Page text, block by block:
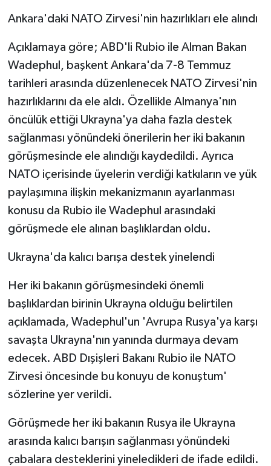
Ankara'daki NATO Zirvesi'nin hazırlıkları ele alındı
Açıklamaya göre; ABD'li Rubio ile Alman Bakan
Wadephul, başkent Ankara'da 7-8 Temmuz
tarihleri arasında düzenlenecek NATO Zirvesi'nin
hazırlıklarını da ele aldı. Özellikle Almanya'nın
öncülük ettiği Ukrayna'ya daha fazla destek
sağlanması yönündeki önerilerin her iki bakanın
görüşmesinde ele alındığı kaydedildi. Ayrıca
NATO içerisinde üyelerin verdiği katkıların ve yük
paylaşımına ilişkin mekanizmanın ayarlanması
konusu da Rubio ile Wadephul arasındaki
görüşmede ele alınan başlıklardan oldu.
Ukrayna'da kalıcı barışa destek yinelendi
Her iki bakanın görüşmesindeki önemli
başlıklardan birinin Ukrayna olduğu belirtilen
açıklamada, Wadephul'un 'Avrupa Rusya'ya karşı
savaşta Ukrayna'nın yanında durmaya devam
edecek. ABD Dışişleri Bakanı Rubio ile NATO
Zirvesi öncesinde bu konuyu de konuştum'
sözlerine yer verildi.
Görüşmede her iki bakanın Rusya ile Ukrayna
arasında kalıcı barışın sağlanması yönündeki
çabalara desteklerini yineledikleri de ifade edildi.